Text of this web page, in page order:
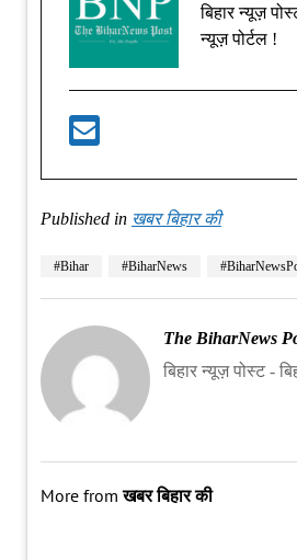
बिहार न्यूज़
न्यूज़ पोर्टल !
Published in खबर बिहार की
#Bihar #BiharNews
The BiharNews
बिहार न्यूज़ पोस्ट -
More fromखबर बिहार की